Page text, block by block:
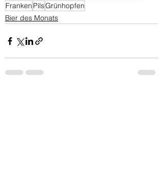
Franken PilsGrünhopfen
Bier des Monats